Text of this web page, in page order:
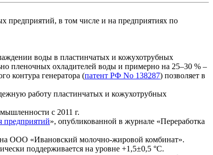
в том числе и на предприятиях по
воды в пластинчатых и кожухотрубных
пленочных охладителей воды и примерно на 25–30 % –
контура генератора (патент РФ No 138287) позволяет в
работу пластинчатых и кожухотрубных
с 2011 г.
предприятий», опубликованной в журнале «Переработка
на ООО «Ивановский молочно-жировой комбинат».
поддерживается на уровне +1,5±0,5 °С.